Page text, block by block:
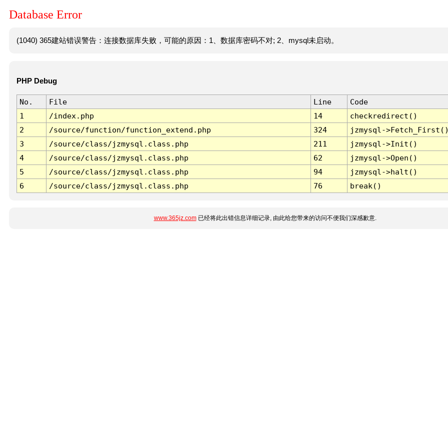
Database Error
(1040) 365建站错误警告：连接数据库失败，可能的原因：1、数据库密码不对; 2、mysql未启动。
PHP Debug
No. File Line
Code
1
/index.php 14
checkredirect()
2
/source/function/function_extend.php 324
jzmysql-
3
/source/class/jzmysql.class.php 211
jzmysql->Init()
4
/source/class/jzmysql.class.php 62
jzmysql->Open()
5
/source/class/jzmysql.class.php 94
jzmysql->halt()
6
/source/class/jzmysql.class.php 76 break()
www.365jz.com已经将此出错信息详细记录, 由此给您带来的访问不便我们深感歉意.